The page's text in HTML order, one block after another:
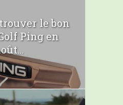
le bon
Ping en